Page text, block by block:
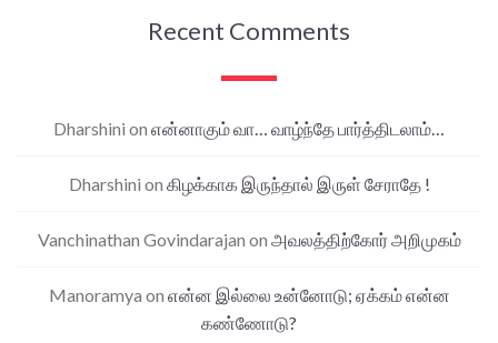
Recent Comments
Dharshini on என்னாகும் வா… வாழ்ந்தே பார்த்திடலாம்…
Dharshini on கிழக்காக இருந்தால் இருள் சேராதே !
Vanchinathan Govindarajan on அவலத்திற்கோர் அறிமுகம்
Manoramya on என்ன இல்லை உன்னோடு; ஏக்கம் என்ன
கண்ணோடு?